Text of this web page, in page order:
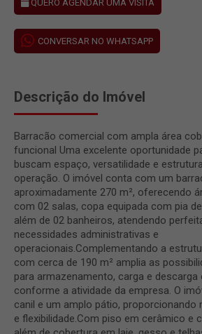
QUERO AGENDAR UMA VISITA
CONVERSAR NO WHATSAPP
Descrição do Imóvel
Barracão comercial com ampla área
funcional Uma excelente oportunidade
buscam espaço, versatilidade e
operação. O imóvel conta com um
aproximadamente 270 m², oferecendo
com 02 salas, copa equipada com pia
além de 02 banheiros, atendendo
necessidades administrativas e
operacionais.Complementando a
com cerca de 190 m² amplia as
para armazenamento, carga e descarga
conforme a atividade da empresa. O
canil e um amplo pátio, proporcionando
e flexibilidade.Com piso em cerâmico e